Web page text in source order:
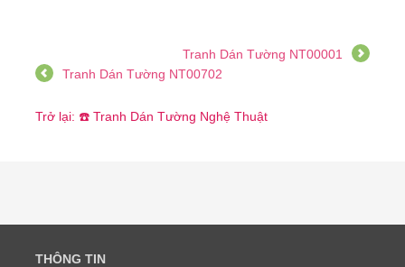
Tranh Dán Tường NT00001
Tranh Dán Tường NT00702
Trở lại: ☎️ Tranh Dán Tường Nghệ Thuật
THÔNG TIN